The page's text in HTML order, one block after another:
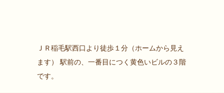
ＪＲ稲毛駅西口より徒歩１分（ホームから見え
ます） 駅前の、一番目につく黄色いビルの３階
です。